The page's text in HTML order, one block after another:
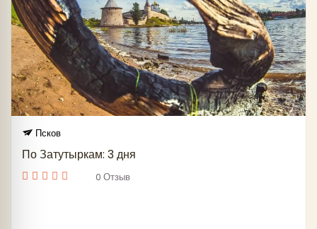
Псков
По Затутыркам: 3 дня
0 Отзыв